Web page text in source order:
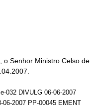
o Senhor Ministro Celso de
032 DIVULG 06-06-2007
06-2007 PP-00045 EMENT